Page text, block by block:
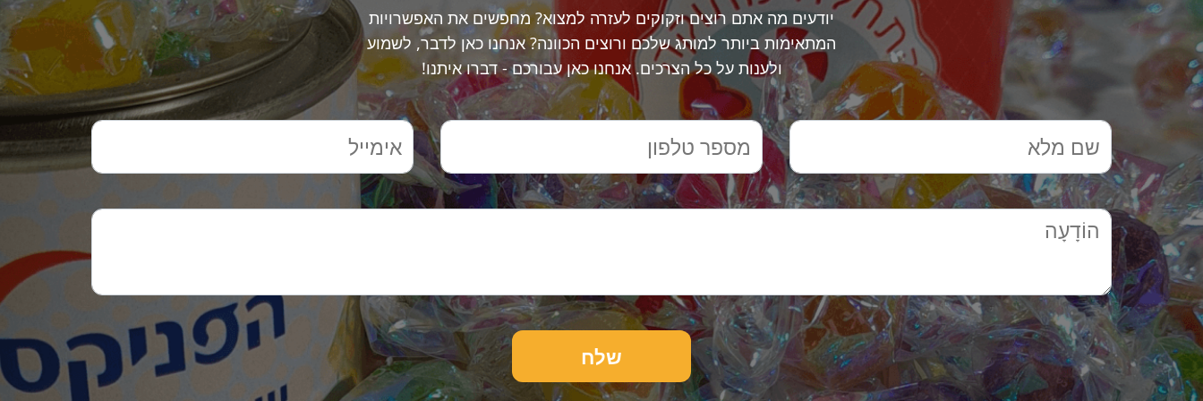
יודעים מה אתם רוצים וזקוקים לעזרה למצוא? מחפשים את האפשרויות
המתאימות ביותר למותג שלכם ורוצים הכוונה? אנחנו כאן לדבר, לשמוע
ולענות על כל הצרכים. אנחנו כאן עבורכם - דברו איתנו!